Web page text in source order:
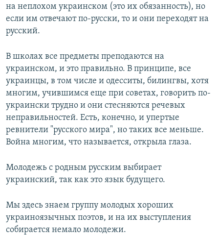
на неплохом украинском (это их обязанность), но
если им отвечают по-русски, то и они переходят на
русский.
В школах все предметы преподаются на
украинском, и это правильно. В принципе, все
украинцы, в том числе и одесситы, билингвы, хотя
многим, учившимся еще при советах, говорить по-
украински трудно и они стесняются речевых
неправильностей. Есть, конечно, и упертые
ревнители "русского мира", но таких все меньше.
Война многим, что называется, открыла глаза.
Молодежь с родным русским выбирает
украинский, так как это язык будущего.
Мы здесь знаем группу молодых хороших
украиноязычных поэтов, и на их выступления
собирается немало молодежи.